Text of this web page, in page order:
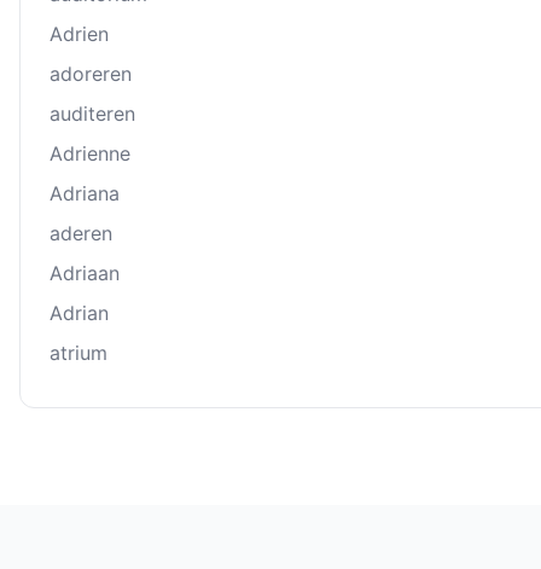
Adrien
adoreren
auditeren
Adrienne
Adriana
aderen
Adriaan
Adrian
atrium